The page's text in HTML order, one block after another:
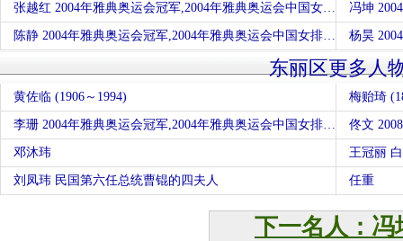
张越红 2004年雅典奥运会冠军,2004年雅典奥运会中国女排运动员
陈静 2004年雅典奥运会冠军,2004年雅典奥运会中国女排运动员
东丽区更多人
黄佐临 (1906～1994) 梅贻琦
李珊 2004年雅典奥运会冠军,2004年雅典奥运会中国女排运动员 佟文
邓沐玮 王冠丽
刘凤玮 民国第六任总统曹锟的四夫人 任重
下一名人：冯